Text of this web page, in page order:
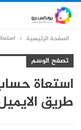
الصفحة الرئيسية
تصفح الوسم
استعاة
طريق